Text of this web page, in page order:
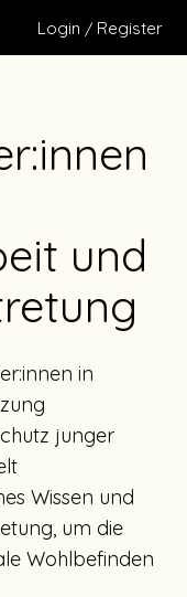
Login / Register
und
in
junger
Wissen und
um die
Wohlbefinden